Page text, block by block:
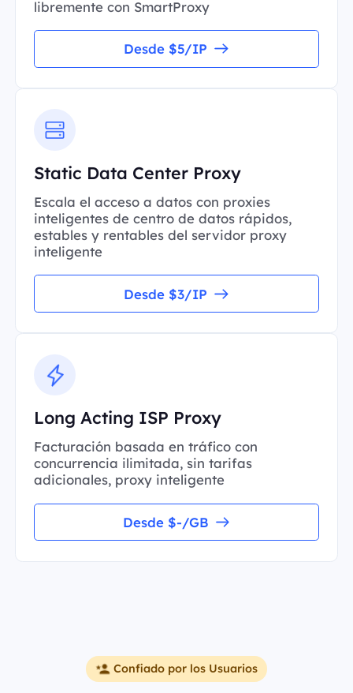
libremente con SmartProxy
Desde $5/IP
Static Data Center Proxy
Escala el acceso a datos con proxies
inteligentes de centro de datos rápidos,
estables y rentables del servidor proxy
inteligente
Desde $3/IP
Long Acting ISP Proxy
Facturación basada en tráfico con
concurrencia ilimitada, sin tarifas
adicionales, proxy inteligente
Desde $-/GB
Confiado por los Usuarios